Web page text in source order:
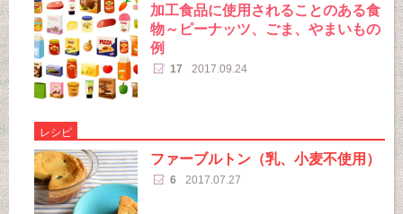
加工食品に使用されることのある食
物～ピーナッツ、ごま、やまいもの
例
17 2017.09.24
レシピ
ファーブルトン（乳、小麦不使用）
6 2017.07.27